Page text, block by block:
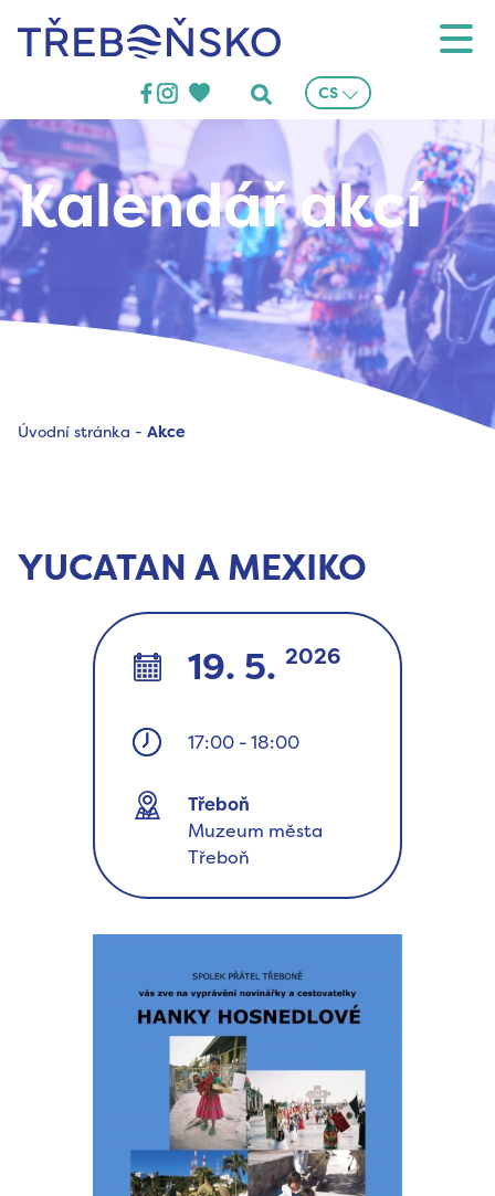
Třeboňsko CS
Kalendář akcí
Úvodní stránka - Akce
YUCATAN A MEXIKO
19. 5. 2026
17:00 -18:00
Třeboň
Muzeum města
Třeboň